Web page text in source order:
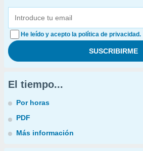
He leído y acepto la política de privacidad.
El tiempo...
Por horas
PDF
Más información